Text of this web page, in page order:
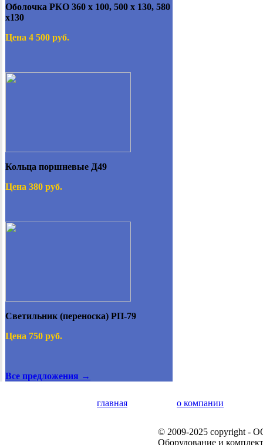
Оболочка РКО 360 х 100, 500 х 130, 580
х130
Цена 4 500 руб.
Кольца поршневые Д49
Цена 380 руб.
Светильник (переноска) РП-79
Цена 750 руб.
Все предложения →
главная о компании
© 2009-2025 copyright -
Оборудование и